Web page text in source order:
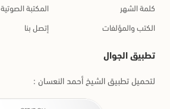
كلمة الشهر
المكتبة الصوتية
الكتب والمؤلفات
إتصل بنا
تطبيق الجوال
لتحميل تطبيق الشيخ أحمد النعسان :